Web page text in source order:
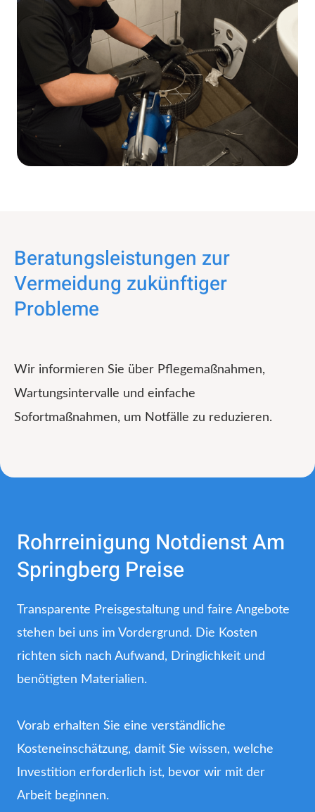
Beratungsleistungen zur
Vermeidung zukünftiger
Probleme
Wir informieren Sie über Pflegemaßnahmen,
Wartungsintervalle und einfache
Sofortmaßnahmen, um Notfälle zu reduzieren.
Rohrreinigung Notdienst Am
Springberg Preise
Transparente Preisgestaltung und faire Angebote
stehen bei uns im Vordergrund. Die Kosten
richten sich nach Aufwand, Dringlichkeit und
benötigten Materialien.
Vorab erhalten Sie eine verständliche
Kosteneinschätzung, damit Sie wissen, welche
Investition erforderlich ist, bevor wir mit der
Arbeit beginnen.